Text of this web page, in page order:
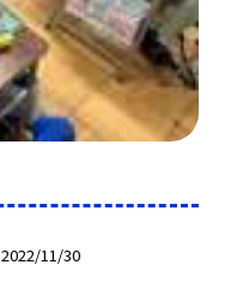
2022/11/30